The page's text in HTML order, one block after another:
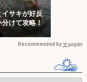
サキが好反
けて攻略！
Recommended by